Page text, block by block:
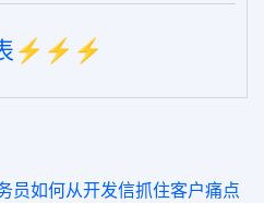
⚡️⚡️⚡️
员如何从开发信抓住客户痛点